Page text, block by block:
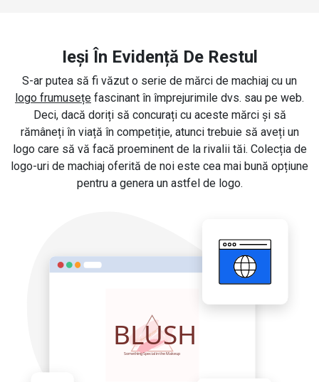
Ieși În Evidență De Restul
S-ar putea să fi văzut o serie de mărci de machiaj cu un
logo frumusețe fascinant în împrejurimile dvs. sau pe web.
Deci, dacă doriți să concurați cu aceste mărci și să
rămâneți în viață în competiție, atunci trebuie să aveți un
logo care să vă facă proeminent de la rivalii tăi. Colecția de
logo-uri de machiaj oferită de noi este cea mai bună opțiune
pentru a genera un astfel de logo.